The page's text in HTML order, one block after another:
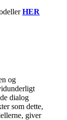
HER
og
dialog
som dette,
giver